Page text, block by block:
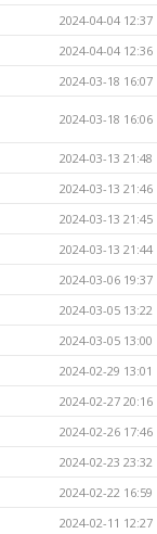
2024-04-04 12:37
2024-04-04 12:36
2024-03-18 16:07
2024-03-18 16:06
2024-03-13 21:48
2024-03-13 21:46
2024-03-13 21:45
2024-03-13 21:44
2024-03-06 19:37
2024-03-05 13:22
2024-03-05 13:00
2024-02-29 13:01
2024-02-27 20:16
2024-02-26 17:46
2024-02-23 23:32
2024-02-22 16:59
2024-02-11 12:27